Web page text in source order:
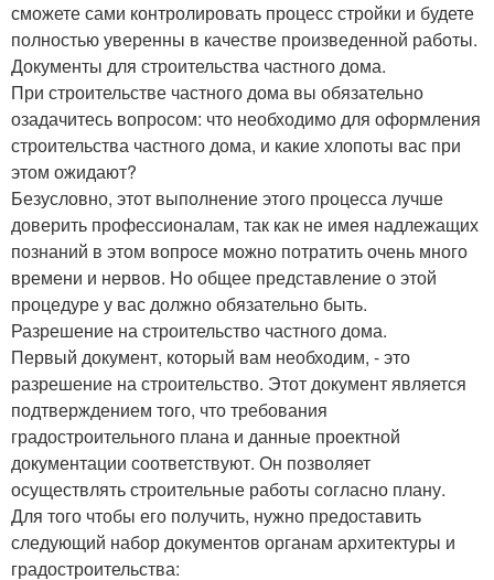
сможете сами контролировать процесс стройки и будете
полностью уверенны в качестве произведенной работы.
Документы для строительства частного дома.
При строительстве частного дома вы обязательно
озадачитесь вопросом: что необходимо для оформления
строительства частного дома, и какие хлопоты вас при
этом ожидают?
Безусловно, этот выполнение этого процесса лучше
доверить профессионалам, так как не имея надлежащих
познаний в этом вопросе можно потратить очень много
времени и нервов. Но общее представление о этой
процедуре у вас должно обязательно быть.
Разрешение на строительство частного дома.
Первый документ, который вам необходим, - это
разрешение на строительство. Этот документ является
подтверждением того, что требования
градостроительного плана и данные проектной
документации соответствуют. Он позволяет
осуществлять строительные работы согласно плану.
Для того чтобы его получить, нужно предоставить
следующий набор документов органам архитектуры и
градостроительства: